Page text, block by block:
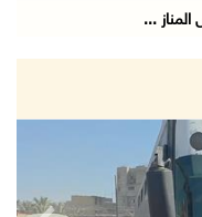
...
ال ...
سل ...